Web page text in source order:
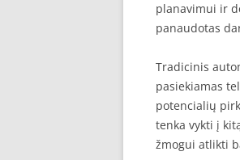
planavimui ir
panaudotas
Tradicinis
pasiekiamas
potencialių
tenka vykti į
žmogui atlikti